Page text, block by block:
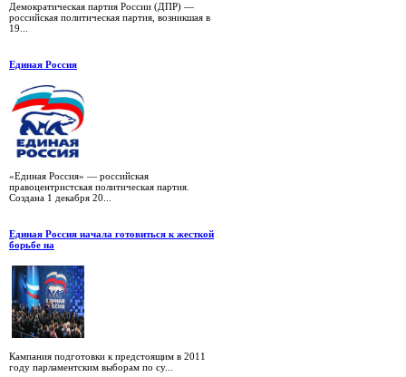
Демократическая партия России (ДПР) —
российская политическая партия, возникшая в
19...
Единая Россия
«Единая Россия» — российская
правоцентристская политическая партия.
Создана 1 декабря 20...
Единая Россия начала готовиться к жесткой
борьбе на
Кампания подготовки к предстоящим в 2011
году парламентским выборам по су...